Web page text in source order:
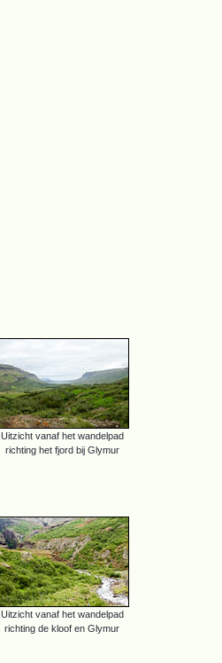
Uitzicht vanaf het wandelpad
richting het fjord bij Glymur
Uitzicht vanaf het wandelpad
richting de kloof en Glymur